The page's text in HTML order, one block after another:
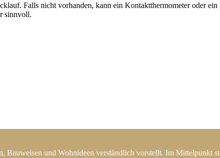
Falls nicht vorhanden, kann ein Kontaktthermometer oder
sinnvoll.
Bauweisen und Wohnideen verständlich vorstellt. Im Mittelpunkt